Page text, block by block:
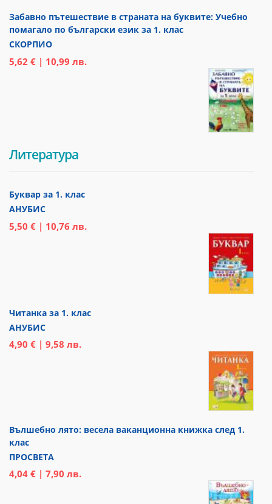
Забавно пътешествие в страната на буквите: Учебно
помагало по български език за 1. клас
СКОРПИО
5,62 € | 10,99 лв.
Литература
Буквар за 1. клас
АНУБИС
5,50 € | 10,76 лв.
Читанка за 1. клас
АНУБИС
4,90 € | 9,58 лв.
Вълшебно лято: весела ваканционна книжка след 1.
клас
ПРОСВЕТА
4,04 € | 7,90 лв.